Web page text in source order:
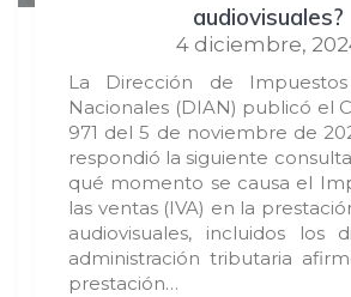
audiovisuales?
4 diciembre,
La Dirección de
Nacionales (DIAN) publicó el
971 del 5 de noviembre de
respondió la siguiente
qué momento se causa el
las ventas (IVA) en la
audiovisuales, incluidos los
administración tributaria
prestación…